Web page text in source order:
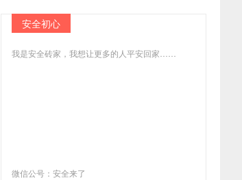
安全初心
我是安全砖家，我想让更多的人平安回家……
微信公号：安全来了